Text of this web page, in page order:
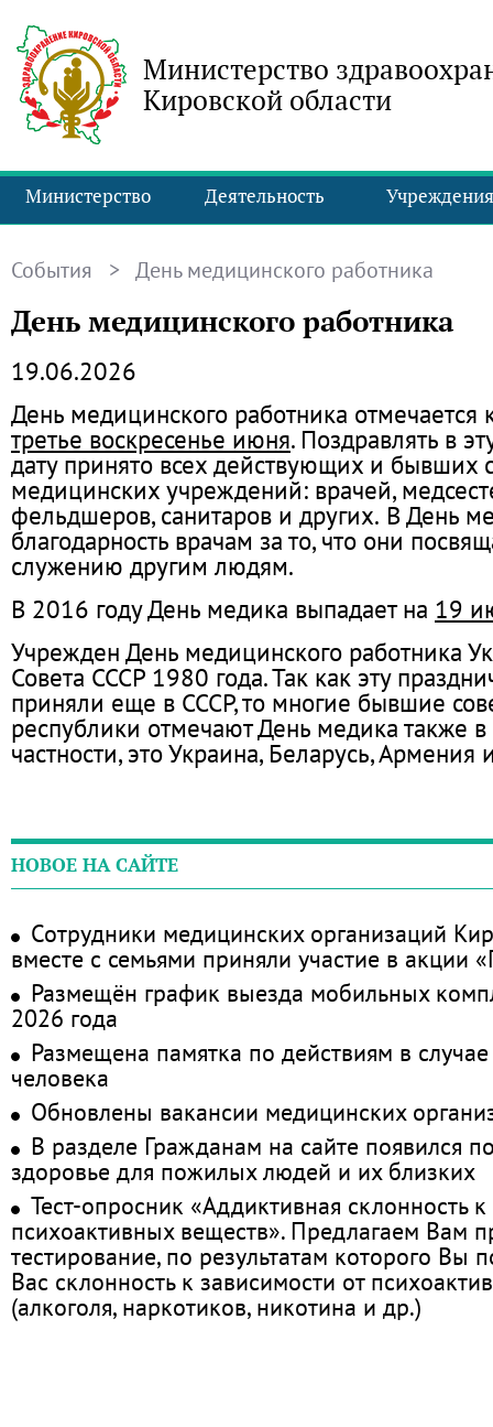
Министерство
Кировской области
Министерство Деятельность Учреждения
События > День медицинского работника
День медицинского работника
19.06.2026
День медицинского работника
третье воскресенье июня. Поздравлять в
дату принято всех действующих и бывших
медицинских учреждений: врачей,
фельдшеров, санитаров и других. В День
благодарность врачам за то, что они
служению другим людям.
В 2016 году День медика выпадает на 19
Учрежден День медицинского работника
Совета СССР 1980 года. Так как эту
приняли еще в СССР, то многие бывшие
республики отмечают День медика также в
частности, это Украина, Беларусь,
НОВОЕ НА САЙТЕ
Сотрудники медицинских организаций
вместе с семьями приняли участие в акции
Размещён график выезда мобильных
2026 года
Размещена памятка по действиям в
человека
Обновлены вакансии медицинских
В разделе Гражданам на сайте появился
здоровье для пожилых людей и их близких
Тест-опросник «Аддиктивная склонность
психоактивных веществ». Предлагаем Вам
тестирование, по результатам которого Вы
Вас склонность к зависимости от
(алкоголя, наркотиков, никотина и др.)